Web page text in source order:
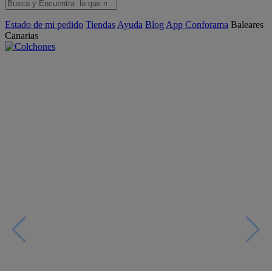
Estado de mi pedido Tiendas Ayuda Blog App Conforama Baleares
Canarias